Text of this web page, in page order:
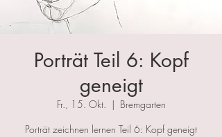
Porträt Teil 6: Kopf
geneigt
Fr., 15. Okt.
  |
Bremgarten
Porträt zeichnen lernen Teil 6: Kopf geneigt